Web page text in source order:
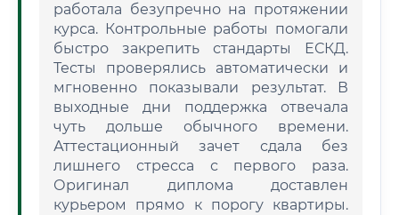
работала безупречно на протяжении
курса. Контрольные работы помогали
быстро закрепить стандарты ЕСКД.
Тесты проверялись автоматически и
мгновенно показывали результат. В
выходные дни поддержка отвечала
чуть дольше обычного времени.
Аттестационный зачет сдала без
лишнего стресса с первого раза.
Оригинал диплома доставлен
курьером прямо к порогу квартиры.